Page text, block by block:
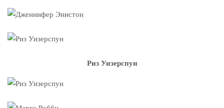
Риз Уизерспун